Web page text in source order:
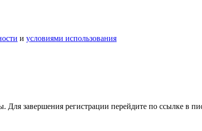
и условиями использования
завершения регистрации перейдите по ссылке в